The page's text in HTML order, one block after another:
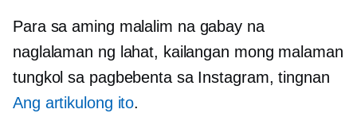
Para sa aming malalim nagabay na
naglalaman ng lahat, kailangan mong malaman
tungkol sa pagbebenta sa Instagram, tingnan
Ang artikulong ito.